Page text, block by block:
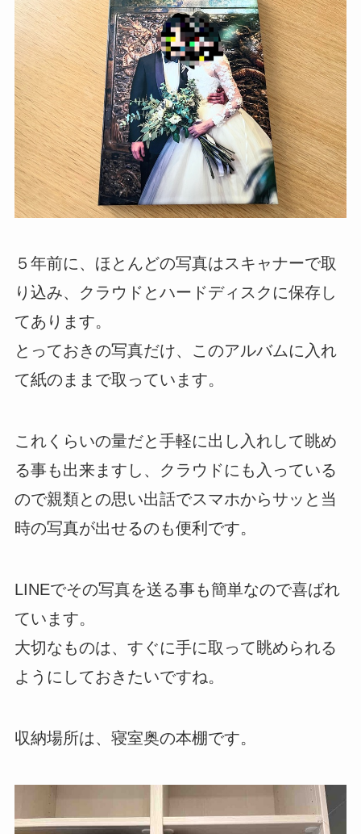
５年前に、ほとんどの写真はスキャナーで取
り込み、クラウドとハードディスクに保存し
てあります。
とっておきの写真だけ、このアルバムに入れ
て紙のままで取っています。
これくらいの量だと手軽に出し入れして眺め
る事も出来ますし、クラウドにも入っている
ので親類との思い出話でスマホからサッと当
時の写真が出せるのも便利です。
LINEでその写真を送る事も簡単なので喜ばれ
ています。
大切なものは、すぐに手に取って眺められる
ようにしておきたいですね。
収納場所は、寝室奥の本棚です。